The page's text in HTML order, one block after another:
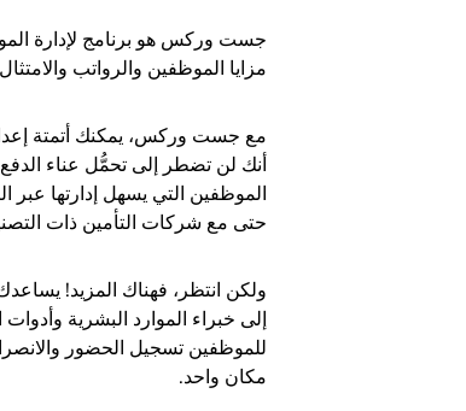
جست وركس هو برنامج لإدارة
مزايا الموظفين والرواتب
مع جست وركس، يمكنك أتمتة إعداد
أنك لن تضطر إلى تحمُّل عناء
الموظفين التي يسهل إدارتها
حتى مع شركات التأمين ذات
ولكن انتظر، فهناك المزيد!
إلى خبراء الموارد البشرية وأدوات
للموظفين تسجيل الحضور
مكان واحد.